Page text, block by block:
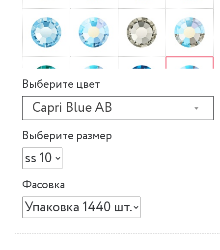
Выберите цвет
Capri Blue AB
Выберите размер
Фасовка